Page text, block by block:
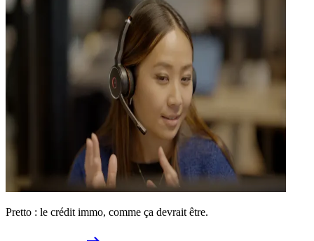
Pretto : le crédit immo, comme ça devrait être.